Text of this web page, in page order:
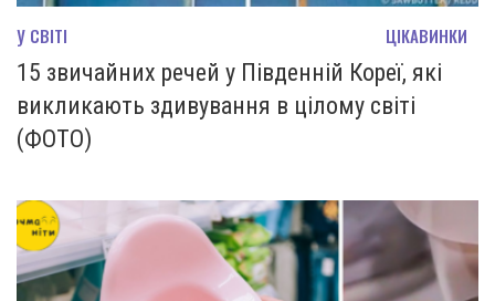
У СВІТІ ЦІКАВИНКИ
15 звичайних речей у Південній Кореї, які
викликають здивування в цілому світі
(ФОТО)